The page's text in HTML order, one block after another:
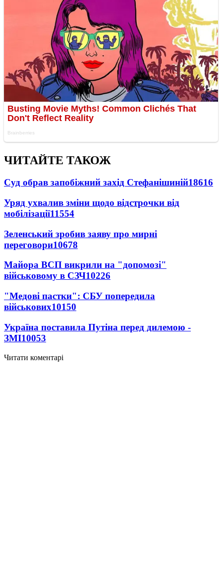
ЧИТАЙТЕ ТАКОЖ
Суд обрав запобіжний захід Стефанішиній18616
Уряд ухвалив зміни щодо відстрочки від
мобілізації11554
Зеленський зробив заяву про мирні
переговори10678
Майора ВСП викрили на "допомозі"
військовому в СЗЧ10226
"Медові пастки": СБУ попередила
військових10150
Україна поставила Путіна перед дилемою -
ЗМІ10053
Читати коментарі